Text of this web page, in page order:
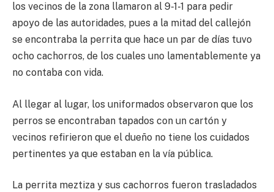
los vecinos de la zona llamaron al 9-1-1 para pedir
apoyo de las autoridades, pues a la mitad del callejón
se encontraba la perrita que hace un par de días tuvo
ocho cachorros, de los cuales uno lamentablemente ya
no contaba con vida.
Al llegar al lugar, los uniformados observaron que los
perros se encontraban tapados con un cartón y
vecinos refirieron que el dueño no tiene los cuidados
pertinentes ya que estaban en la vía pública.
La perrita meztiza y sus cachorros fueron trasladados